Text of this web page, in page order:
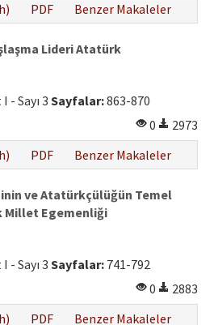
PDF Benzer Makaleler
Lideri Atatürk
- Sayı 3 Sayfalar:863-870
0
2973
PDF Benzer Makaleler
ve Atatürkçülüğün Temel
Millet Egemenliği
- Sayı 3 Sayfalar: 741-792
0
2883
PDF Benzer Makaleler